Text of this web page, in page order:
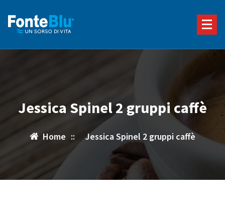
contenuto
Jessica Spinel 2 gruppi caffè
Home :: Jessica Spinel 2 gruppi caffè